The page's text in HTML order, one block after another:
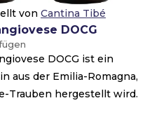
von Cantina Tibé
DOCG
DOCG ist ein
aus der Emilia-Romagna,
Trauben hergestellt wird.